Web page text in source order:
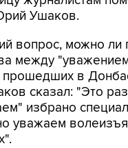
Ушаков.
вопрос, можно ли
между
прошедших в
сказал: "Это
избрано
уважаем